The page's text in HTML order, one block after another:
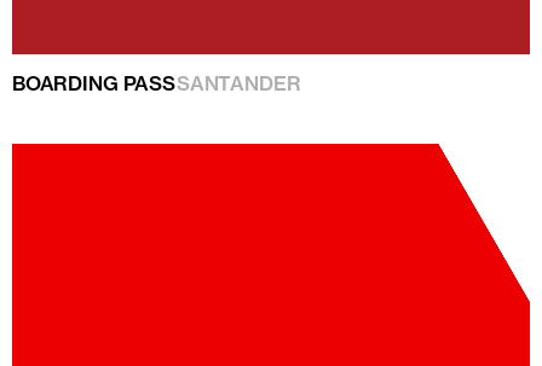
BOARDING PASSSANTANDER